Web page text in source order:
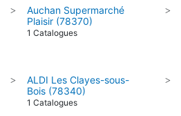
>
Auchan Supermarché
Plaisir (78370)
1 Catalogues
>
>
ALDI Les Clayes-sous-
Bois (78340)
1 Catalogues
>